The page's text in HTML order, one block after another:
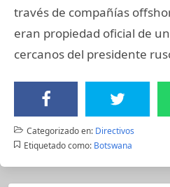
través de compañías
eran propiedad oficial de
cercanos del presidente
Categorizado en: Directivos
Etiquetado como: Botswana